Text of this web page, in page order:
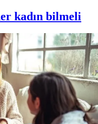
kadın bilmeli